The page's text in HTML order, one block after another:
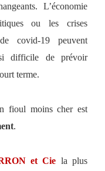
L’économie
ou les crises
covid-19 peuvent
difficile de prévoir
terme.
fioul moins cher est
.
et Cie la plus